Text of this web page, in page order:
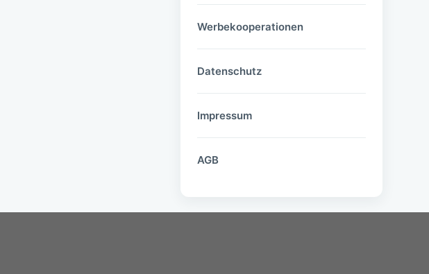
Werbekooperationen
Datenschutz
Impressum
AGB